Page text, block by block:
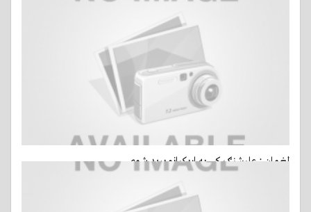
لغمان : عليشنګ کې په اربکيانو بريد شوی